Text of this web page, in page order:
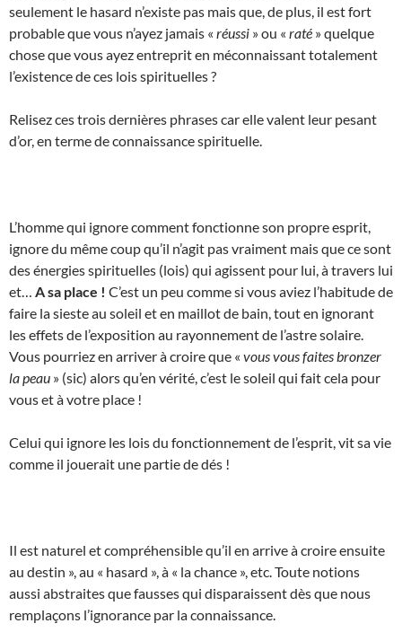
seulement le hasard n’existe pas mais que, de plus, il est fort
probable que vous n’ayez jamais « réussi » ou « raté » quelque
chose que vous ayez entreprit en méconnaissant totalement
l’existence de ces lois spirituelles ?
Relisez ces trois dernières phrases car elle valent leur pesant
d’or, en terme de connaissance spirituelle.
L’homme qui ignore comment fonctionne son propre esprit,
ignore du même coup qu’il n’agit pas vraiment mais que ce sont
des énergies spirituelles (lois) qui agissent pour lui, à travers lui
et… A sa place ! C’est un peu comme si vous aviez l’habitude de
faire la sieste au soleil et en maillot de bain, tout en ignorant
les effets de l’exposition au rayonnement de l’astre solaire.
Vous pourriez en arriver à croire que « vous vous faites bronzer
la peau » (sic) alors qu’en vérité, c’est le soleil qui fait cela pour
vous et à votre place !
Celui qui ignore les lois du fonctionnement de l’esprit, vit sa vie
comme il jouerait une partie de dés !
Il est naturel et compréhensible qu’il en arrive à croire ensuite
au destin », au « hasard », à « la chance », etc. Toute notions
aussi abstraites que fausses qui disparaissent dès que nous
remplaçons l’ignorance par la connaissance.